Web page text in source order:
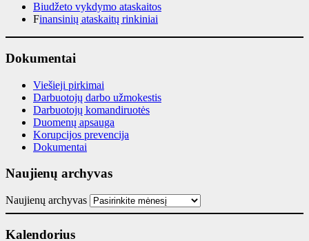
Biudžeto vykdymo ataskaitos
Finansinių ataskaitų rinkiniai
Dokumentai
Viešieji pirkimai
Darbuotojų darbo užmokestis
Darbuotojų komandiruotės
Duomenų apsauga
Korupcijos prevencija
Dokumentai
Naujienų archyvas
Naujienų archyvas
Kalendorius